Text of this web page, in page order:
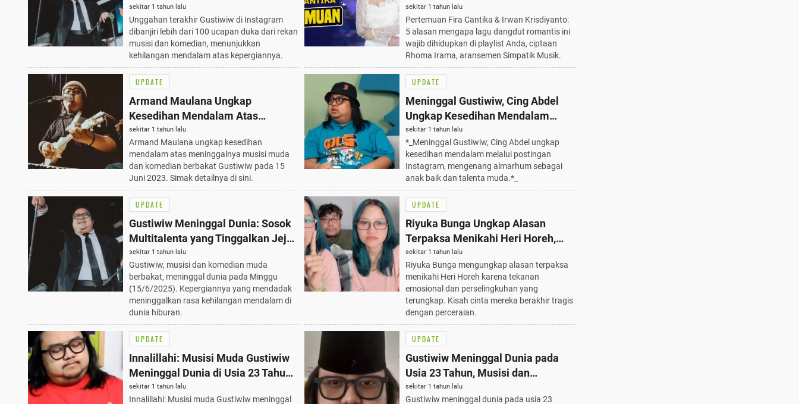
Gustiwiw, Musisi dan Komedian
Muda
sekitar 1 tahun lalu
Unggahan terakhir Gustiwiw di Instagram
dibanjiri lebih dari 100 ucapan duka dari rekan
musisi dan komedian, menunjukkan
kehilangan mendalam atas kepergiannya.
Lagu Dangdut Romantis Ini Wajib
Dihidupkan di Playlist Anda
sekitar 1 tahun lalu
Pertemuan Fira Cantika & Irwan Krisdiyanto:
5 alasan mengapa lagu dangdut romantis ini
wajib dihidupkan di playlist Anda, ciptaan
Rhoma Irama, aransemen Simpatik Musik.
UPDATE
Armand Maulana Ungkap
Kesedihan Mendalam Atas
Meninggalnya Gustiwiw, 15 Juni
2023
sekitar 1 tahun lalu
Armand Maulana ungkap kesedihan
mendalam atas meninggalnya musisi muda
dan komedian berbakat Gustiwiw pada 15
Juni 2023. Simak detailnya di sini.
UPDATE
Meninggal Gustiwiw, Cing Abdel
Ungkap Kesedihan Mendalam
dalam 1 Postingan Instagram
sekitar 1 tahun lalu
*_Meninggal Gustiwiw, Cing Abdel ungkap
kesedihan mendalam melalui postingan
Instagram, mengenang almarhum sebagai
anak baik dan talenta muda.*_
UPDATE
Gustiwiw Meninggal Dunia: Sosok
Multitalenta yang Tinggalkan Jejak
Mendalam di Dunia Hiburan 2025
sekitar 1 tahun lalu
Gustiwiw, musisi dan komedian muda
berbakat, meninggal dunia pada Minggu
(15/6/2025). Kepergiannya yang mendadak
meninggalkan rasa kehilangan mendalam di
dunia hiburan.
UPDATE
Riyuka Bunga Ungkap Alasan
Terpaksa Menikahi Heri Horeh,
Kisah Cinta yang Berakhir Tragis
sekitar 1 tahun lalu
Riyuka Bunga mengungkap alasan terpaksa
menikahi Heri Horeh karena tekanan
emosional dan perselingkuhan yang
terungkap. Kisah cinta mereka berakhir tragis
dengan perceraian.
UPDATE
Innalillahi: Musisi Muda Gustiwiw
Meninggal Dunia di Usia 23 Tahun,
Duka Mendalam Bagi Dunia
sekitar 1 tahun lalu
Innalillahi: Musisi muda Gustiwiw meninggal
UPDATE
Gustiwiw Meninggal Dunia pada
Usia 23 Tahun, Musisi dan
Komedian Penuh Talenta yang
sekitar 1 tahun lalu
Gustiwiw meninggal dunia pada usia 23